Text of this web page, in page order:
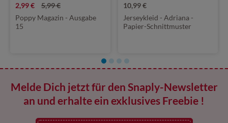
2,99 €
5,99 €
Poppy Magazin - Ausgabe
15
10,99 €
Jerseykleid - Adriana -
Papier-Schnittmuster
Melde Dich jetzt für den Snaply-Newsletter
an und erhalte ein exklusives Freebie !